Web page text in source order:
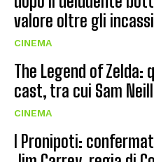
valore oltre gli
CINEMA
The Legend of
cast, tra cui Sam
CINEMA
I Pronipoti: